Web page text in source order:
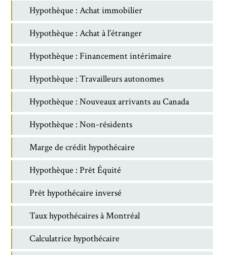
Hypothèque : Achat immobilier
Hypothèque : Achat à l’étranger
Hypothèque : Financement intérimaire
Hypothèque : Travailleurs autonomes
Hypothèque : Nouveaux arrivants au Canada
Hypothèque : Non-résidents
Marge de crédit hypothécaire
Hypothèque : Prêt Équité
Prêt hypothécaire inversé
Taux hypothécaires à Montréal
Calculatrice hypothécaire